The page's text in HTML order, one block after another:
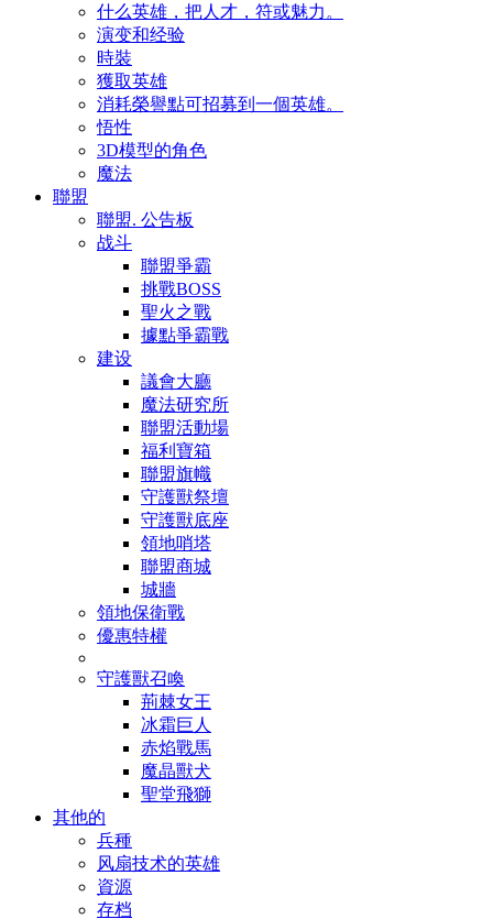
什么英雄，把人才，符或魅力。
演变和经验
時裝
獲取英雄
消耗榮譽點可招募到一個英雄。
悟性
3D模型的角色
魔法
聯盟
聯盟. 公告板
战斗
聯盟爭霸
挑戰BOSS
聖火之戰
據點爭霸戰
建设
議會大廳
魔法研究所
聯盟活動場
福利寶箱
聯盟旗幟
守護獸祭壇
守護獸底座
領地哨塔
聯盟商城
城牆
領地保衛戰
優惠特權
守護獸召喚
荊棘女王
冰霜巨人
赤焰戰馬
魔晶獸犬
聖堂飛獅
其他的
兵種
风扇技术的英雄
資源
存档